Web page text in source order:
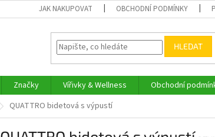
JAK NAKUPOVAT OBCHODNÍ PODMÍNKY
HLEDAT
Značky Vířivky & Wellness Obchodní
QUATTRO bidetová s výpustí